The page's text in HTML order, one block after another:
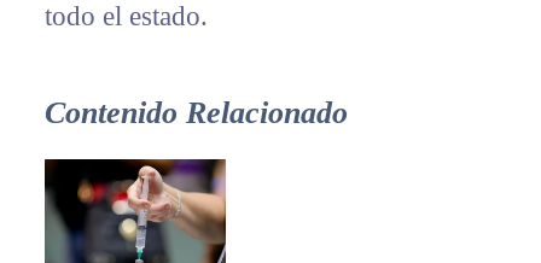
todo el estado.
Contenido Relacionado